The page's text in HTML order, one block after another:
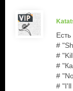
Есть
#
#
#
#
# "I'll